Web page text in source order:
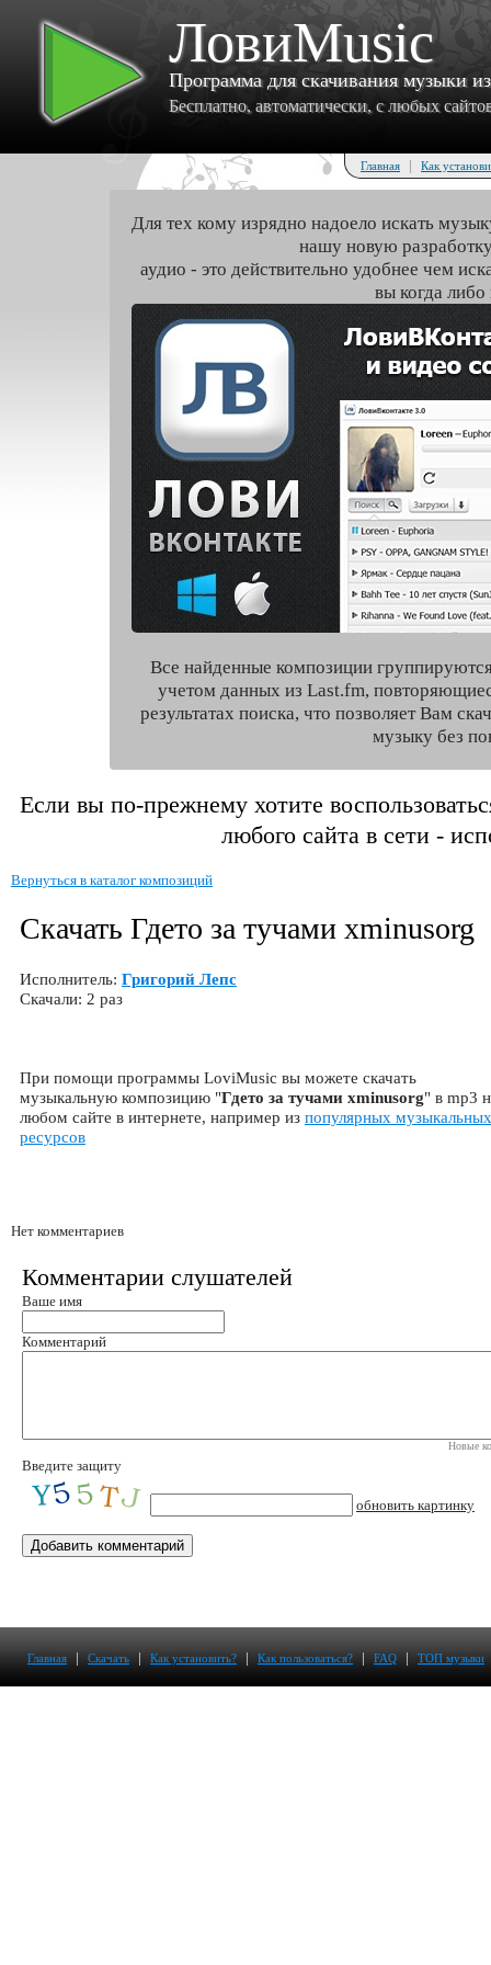
ЛовиMusic
Программа для скачивания музыки
Бесплатно, автоматически, с любых
Главная | Как
Для тех кому изрядно надоело искать
нашу новую
аудио - это действительно удобнее чем
вы когда либо
Все найденные композиции
учетом данных из Last.fm,
результатах поиска, что позволяет Вам
музыку без
Если вы по-прежнему хотите
любого сайта в сети -
Вернуться в каталог композиций
Скачать Гдето за тучами xminusorg
Исполнитель: Григорий Лепс
Скачали: 2 раз
При помощи программы LoviMusic вы можете скачать
музыкальную композицию "Гдето за тучами xminusorg" в mp3
любом сайте в интернете, например из популярных музыкальных
ресурсов
Нет комментариев
Комментарии слушателей
Ваше имя
Комментарий
Новые
Введите защиту
обновить картинку
Главная | Скачать | Как установить? | Как пользоваться? | FAQ | ТОП музыки